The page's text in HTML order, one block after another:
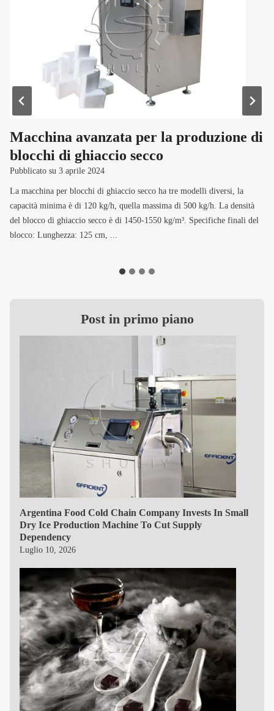
Macchina avanzata per la produzione di
blocchi di ghiaccio secco
Pubblicato su 3 aprile 2024
La macchina per blocchi di ghiaccio secco ha tre modelli diversi, la
capacità minima è di 120 kg/h, quella massima di 500 kg/h. La densità
del blocco di ghiaccio secco è di 1450-1550 kg/m³. Specifiche finali del
blocco: Lunghezza: 125 cm, ...
Post in primo piano
Argentina Food Cold Chain Company Invests In Small
Dry Ice Production Machine To Cut Supply
Dependency
Luglio 10, 2026